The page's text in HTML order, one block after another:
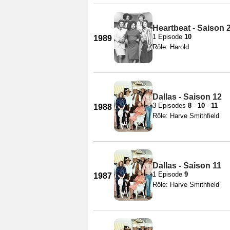
1989
Heartbeat - Saison
1 Episode 10
Rôle: Harold
1988
Dallas - Saison 12
3 Episodes 8 - 10 - 11
Rôle: Harve Smithfield
1987
Dallas - Saison 11
1 Episode 9
Rôle: Harve Smithfield